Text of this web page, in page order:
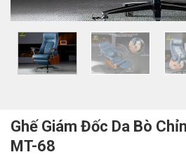
Ghế Giám Đốc Da Bò
MT-68